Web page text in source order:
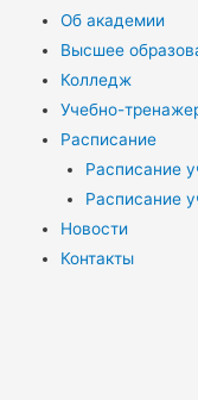
Об академии
Высшее
Колледж
Учебно-
Расписание
Расписание
Расписание
Новости
Контакты